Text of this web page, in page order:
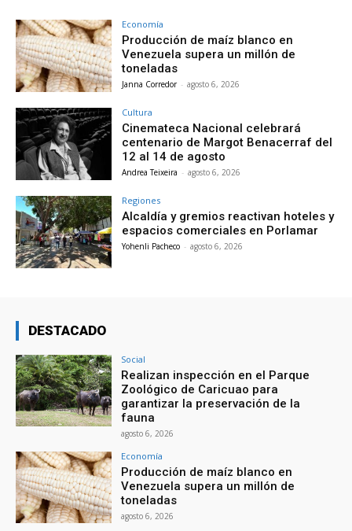
Economía
Producción de maíz blanco en
Venezuela supera un millón de
toneladas
Janna Corredor - agosto 6, 2026
Cultura
Cinemateca Nacional celebrará
centenario de Margot Benacerraf del
12 al 14 de agosto
Andrea Teixeira - agosto 6, 2026
Regiones
Alcaldía y gremios reactivan hoteles y
espacios comerciales en Porlamar
Yohenli Pacheco - agosto 6, 2026
DESTACADO
Social
Realizan inspección en el Parque
Zoológico de Caricuao para
garantizar la preservación de la
fauna
agosto 6, 2026
Economía
Producción de maíz blanco en
Venezuela supera un millón de
toneladas
agosto 6, 2026